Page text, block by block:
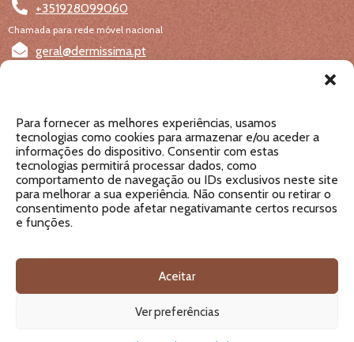
Para fornecer as melhores experiências, usamos
tecnologias como cookies para armazenar e/ou aceder a
informações do dispositivo. Consentir com estas
tecnologias permitirá processar dados, como
comportamento de navegação ou IDs exclusivos neste site
para melhorar a sua experiência. Não consentir ou retirar o
consentimento pode afetar negativamante certos recursos
e funções.
Aceitar
Ver preferências
+351928099060
Chamada para rede móvel nacional
geral@dermissima.pt
Rua Dr. Luís Pereira da Costa, 5C, 2425-619 Monte
Redondo, Leiria
Obter direcções no mapa
Termos e Condições | Política de Privacidade
DERMÍSSIMA© 2024 Todos os direitos reservados